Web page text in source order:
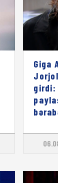
Giga
girdi: